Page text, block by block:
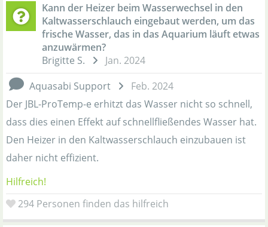
Kann der Heizer beim Wasserwechsel in den
Kaltwasserschlauch eingebaut werden, um das
frische Wasser, das in das Aquarium läuft etwas
anzuwärmen?
Brigitte S.
Jan. 2024
Aquasabi Support
Feb. 2024
Der JBL-ProTemp-e erhitzt das Wasser nicht so schnell,
dass dies einen Effekt auf schnellfließendes Wasser hat.
Den Heizer in den Kaltwasserschlauch einzubauen ist
daher nicht effizient.
Hilfreich!
294 Personen finden das hilfreich